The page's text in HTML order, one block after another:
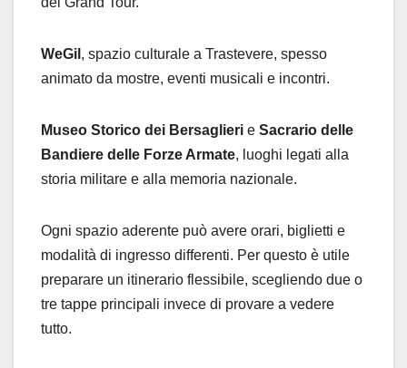
WeGil , spazio culturale a Trastevere, spesso
animato da mostre, eventi musicali e incontri.
Museo Storico dei Bersaglieri e Sacrario delle
Bandiere delle Forze Armate, luoghi legati alla
storia militare e alla memoria nazionale.
Ogni spazio aderente può avere orari, biglietti e
modalità di ingresso differenti. Per questo è utile
preparare un itinerario flessibile, scegliendo due o
tre tappe principali invece di provare a vedere
tutto.